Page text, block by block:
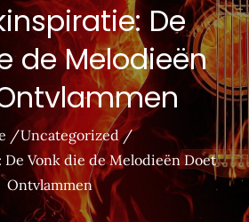
De
de Melodieën
Uncategorized
Vonk die de Melodieën Doet
Ontvlammen